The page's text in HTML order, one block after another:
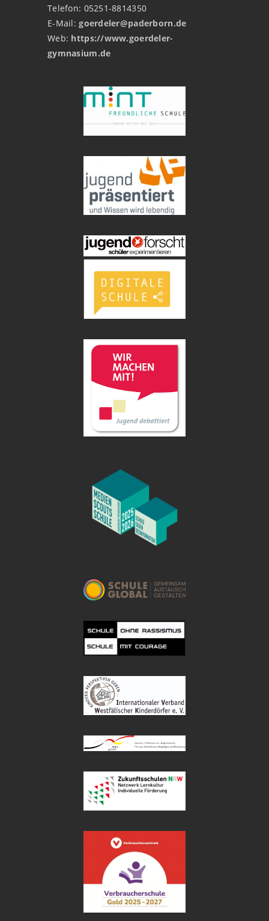
Telefon: 05251-8814350
E-Mail:goerdeler@paderborn.de
Web: https://www.goerdeler-
gymnasium.de